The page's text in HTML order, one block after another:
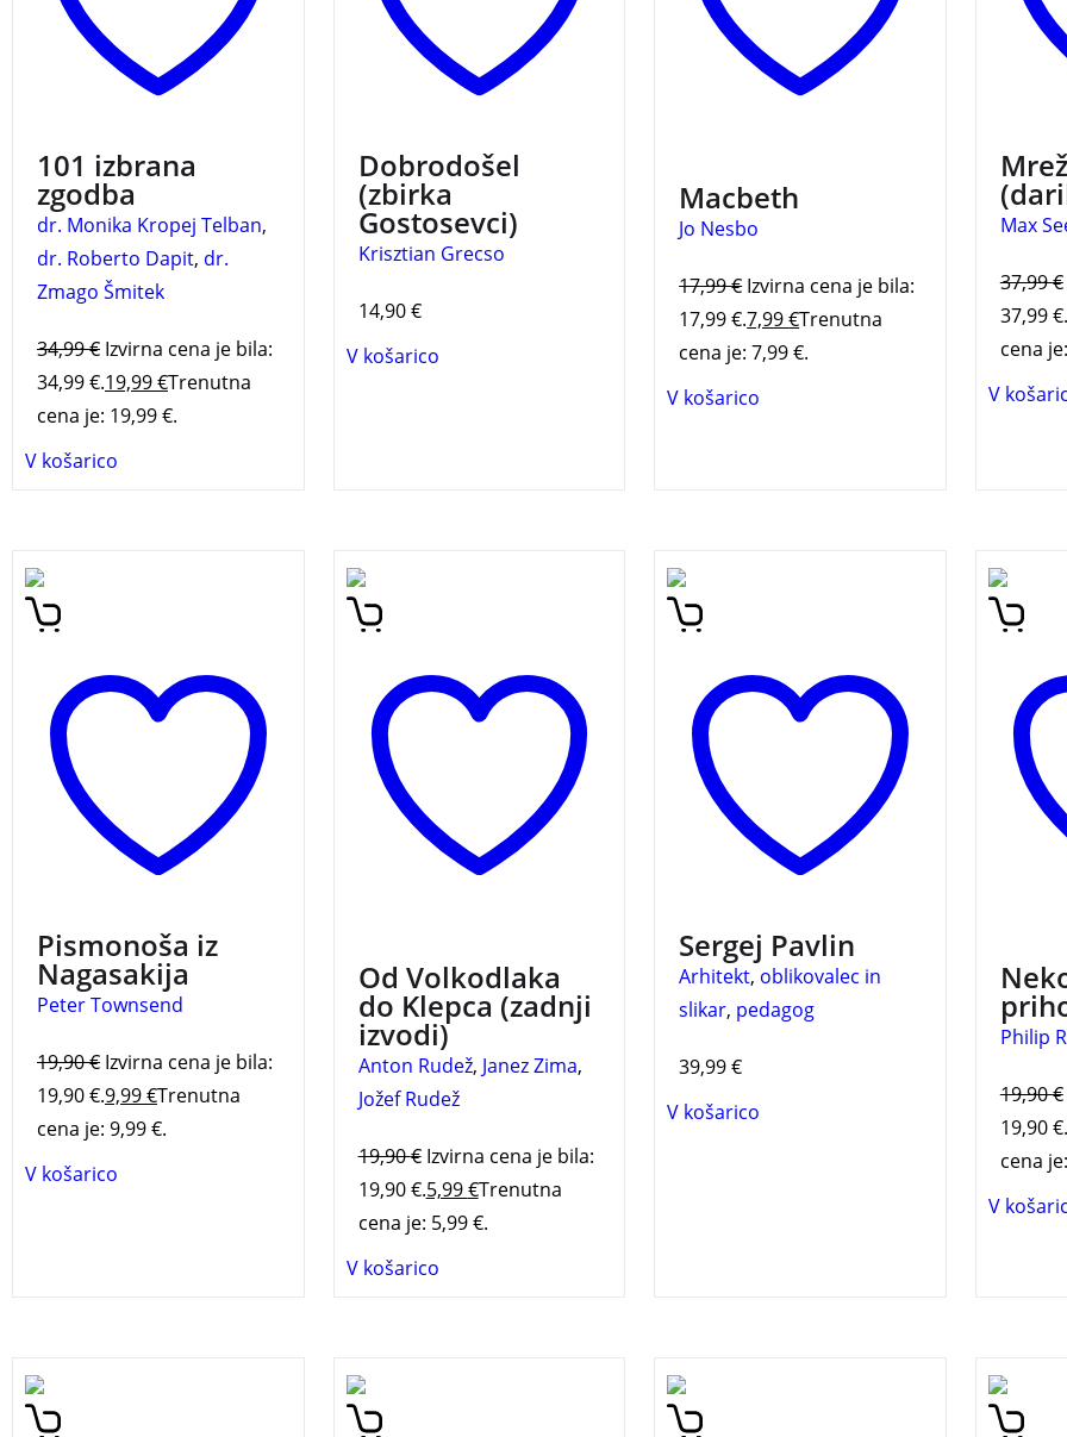
PRIPOVEDI
101 izbrana
zgodba
dr. Monika Kropej Telban,
dr. Roberto Dapit, dr.
Zmago Šmitek
34,99€ Izvirna cena je bila:
34,99 €.19,99€Trenutna
cena je: 19,99 €.
V košarico
Dobrodošel
(zbirka
Gostosevci)
Krisztian Grecso
14,90€
V košarico
Macbeth
Jo Nesbo
17,99€ Izvirna cena je bila:
17,99 €.7,99€Trenutna
cena je: 7,99 €.
V košarico
Max
37,99€
37,99 €.
cena
V
Resnična zgodba o žrtvi
atomske bombe. Peter
sedemintrideset let po
koncu vojne odpotoval na
Japonsko in se sestal z
nekaterimi žrtvami
atomske bombe. Zapisal je
zgodbo hibakuše (žrtve
atomske bombe) Sumitera
Tanigučija, ki si je vse do
doseči prepoved izdelave
in uporabe jedrskega
orožja.
Pismonoša iz
Nagasakija
Peter Townsend
19,90€ Izvirna cena je bila:
19,90 €.9,99€Trenutna
cena je: 9,99 €.
V košarico
Zanimivi narodopisni
zapisi, objavljeni v teh
verovanja naših prednikov.
Poročajo o volkodlaku,
vedomcu, o torki,
gospodarčku, itd.
Vsakovrstna praznoverna
mnenja, šege ter pripovedi
Ribničanov, Potočanov,
Krašovcev in Osilničanov.
Od Volkodlaka
do Klepca (zadnji
izvodi)
Anton Rudež, Janez Zima,
Jožef Rudež
19,90€ Izvirna cena je bila:
19,90 €.5,99€Trenutna
cena je: 5,99 €.
V košarico
Biografija Sergeja Pavlina
(1929 – 2017), arhitekta,
slikarja, predvsem pa
velikega svetovljana, je
zrcalo njegovih aktivnosti,
zanimanj in udejstvovanj,
je preplet žive prakse.
Pavlinova pripovedovanja
ter številne slike in
dokumenti pričajo o
in prikazujejo prerez
številnih časov in krajev na
njegovi poti.
Sergej Pavlin
Arhitekt, oblikovalec in
slikar, pedagog
39,99€
V košarico
Napet
Philip
19,90€
19,90 €.
cena
V
Biografija dr. Petra
So v našem življenju
Nov roman nagrajenega
Marie